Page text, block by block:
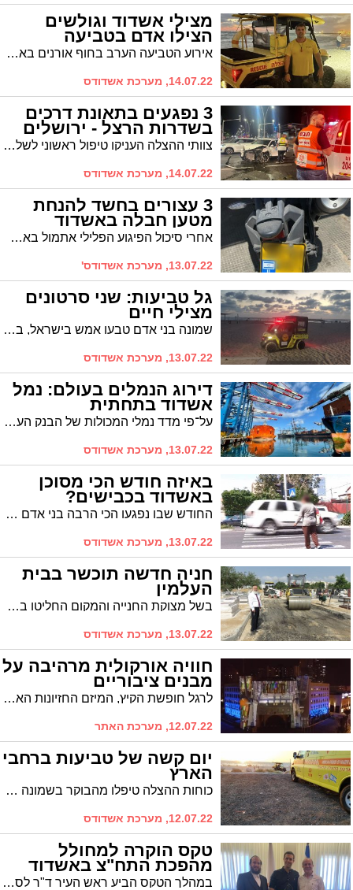
מצילי אשדוד וגולשים
הצילו אדם בטביעה
אירוע הטביעה הערב בחוף אורנים באשדוד עלול היה להסתיים בטרגדיה ללא ערנותו של מציל מסיירת החופים ותושייתם של שני גולשים גלים. הם משו מהים את הטובע רגע לפני שנעלם בין הגלים וקיפח את חייו
14.07.22, מערכת אשדודס
3 נפגעים בתאונת דרכים
בשדרות הרצל - ירושלים
צוותי ההצלה העניקו טיפול ראשוני לשלושה נפגעים, בזירת תאונת דרכים בצומת הרצל - ירושלים באשדוד
14.07.22, מערכת אשדודס
3 עצורים בחשד להנחת
מטען חבלה באשדוד
אחרי סיכול הפיגוע הפלילי אתמול באשדוד המשטרה מצליחה לעצור שלושה חשודים בהנחת המטען, שהיו בבריחה ונלכדו באזור קרית גת. סיכול הפיגוע הפלילי מנע אסון כבד ופגיעה בחפים מפשע. על פי החשד, העצורים משתייכים לארגון הפשע הרוסי
13.07.22, מערכת אשדודס'
גל טביעות: שני סרטונים
מצילי חיים
שמונה בני אדם טבעו אמש בישראל, בחופים, בנחלים ובבריכה - חלקם פונו במצב אנוש לבית החולים שם נקבע מותם. במד"א קוראים לציבור לנקוט משנה זהירות ומפרסמים שני סרטונים שעשויים להציל חיים. אחד הסירטונים הופק בחוף אשדוד בסיוע עיריית אשדוד
13.07.22, מערכת אשדודס
דירוג הנמלים בעולם: נמל
אשדוד בתחתית
על־פי מדד נמלי המכולות של הבנק העולמי ו־S&P, נמל אשדוד מדורג במקום ה329 מבין נמלי העולם מבחינת יעילות. הדירוג מבוסס על משך מקום ציוהזמן שאניות נדרשו לשהות בנמל
13.07.22, מערכת אשדודס
באיזה חודש הכי מסוכן
באשדוד בכבישים?
החודש שבו נפגעו הכי הרבה בני אדם בתאונות דרכים בחמש השנים האחרונות הוא חודש אוגוסט, שבמהלכו נפגעו בתקופה זאת 10,040 בני אדם. באשדוד נמצא כי החודש המסוכן ביותר להיפגעות בתאונות דרכים הוא יוני במהלכו נפגעו 199 בני אדם בין השנים 2017-2021
13.07.22, מערכת אשדודס
חניה חדשה תוכשר בבית
העלמין
בשל מצוקת החנייה והמקום החליטו במועצה הדתית יחד עם עיריית אשדוד להקים חניה לכלי רכב בצד המזרחי של בית העלמין על מנת למנוע חניה מופקרת החוסמת מעבר לבאים
13.07.22, מערכת אשדודס
חוויה אורקולית מרהיבה על
מבנים ציבוריים
לרגל חופשת הקיץ, המיזם החזיונות האורקוליים "אורות אשדוד" חוזר לפעול מידי ערב. מדובר כאמור במסלול של חזיונות אור-קוליים מרהיבים אשר יוצגו על מבני ציבור ועל גבי מסך מים בפארק אשדוד-ים. כל הפרטים בפנים
12.07.22, מערכת האתר
יום קשה של טביעות ברחבי
הארץ
כוחות ההצלה טיפלו מהבוקר בשמונה טובעים ברחבי הארץ - האירוע האחרון הוא סמוך לשעה 22:00 בחוף פלמחים, שם מבצעים כוחות ההצלה החייאה בשני טובעים. כל אירועי הטביעה מהבוקר ברחבי הארץ
12.07.22, מערכת אשדודס
טקס הוקרה למחולל
מהפכת התח"צ באשדוד
במהלך הטקס הביע ראש העיר ד"ר לסרי הערכה למומחה התחבורה מולי מנדלסון שסייע רבות לתוכנית המהפכנית בקווי התח"צ באשדוד. יו"ר וועדת התחבורה במועצת העיר הרב שוק: "ידינו נטויה לחולל עוד מהפכות תחבורתיות רבות לטובת תושבי אשדוד"